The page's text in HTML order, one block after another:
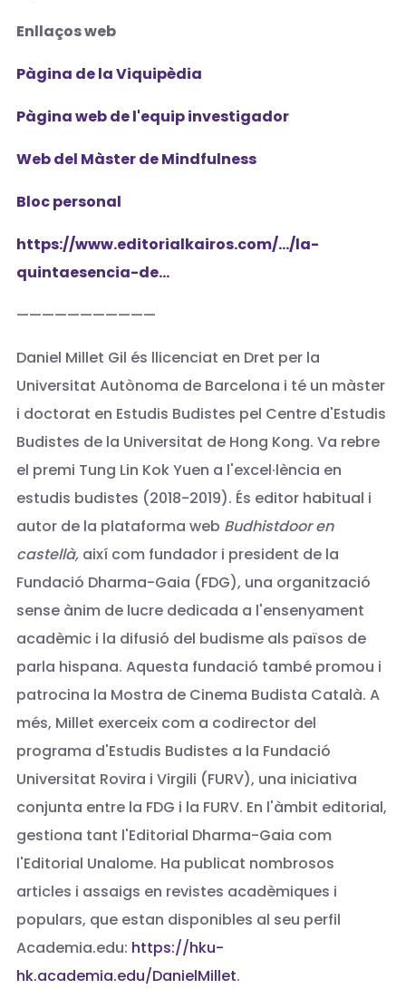
Enllaços web
Pàgina de la Viquipèdia
Pàgina web de l'equip investigador
Web del Màster de Mindfulness
Bloc personal
https://www.editorialkairos.com/…/la-
quintaesencia-de...
———————————
Daniel Millet Gil és llicenciat en Dret per la
Universitat Autònoma de Barcelona i té un màster
i doctorat en Estudis Budistes pel Centre d'Estudis
Budistes de la Universitat de Hong Kong. Va rebre
el premi Tung Lin Kok Yuen a l'excel·lència en
estudis budistes (2018-2019). És editor habitual i
autor de la plataforma web Budhistdoor en
castellà,així com fundador i president de la
Fundació Dharma-Gaia (FDG), una organització
sense ànim de lucre dedicada a l'ensenyament
acadèmic i la difusió del budisme als països de
parla hispana. Aquesta fundació també promou i
patrocina la Mostra de Cinema Budista Català. A
més, Millet exerceix com a codirector del
programa d'Estudis Budistes a la Fundació
Universitat Rovira i Virgili (FURV), una iniciativa
conjunta entre la FDG i la FURV. En l'àmbit editorial,
gestiona tant l'Editorial Dharma-Gaia com
l'Editorial Unalome. Ha publicat nombrosos
articles i assaigs en revistes acadèmiques i
populars, que estan disponibles al seu perfil
Academia.edu: https://hku-
hk.academia.edu/DanielMillet.